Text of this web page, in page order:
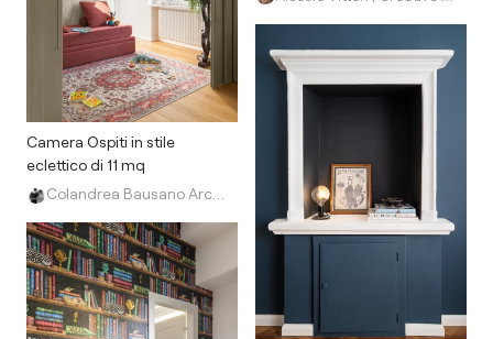
Camera Ospiti in stile
eclettico di 11 mq
Colandrea Bausano Architetti